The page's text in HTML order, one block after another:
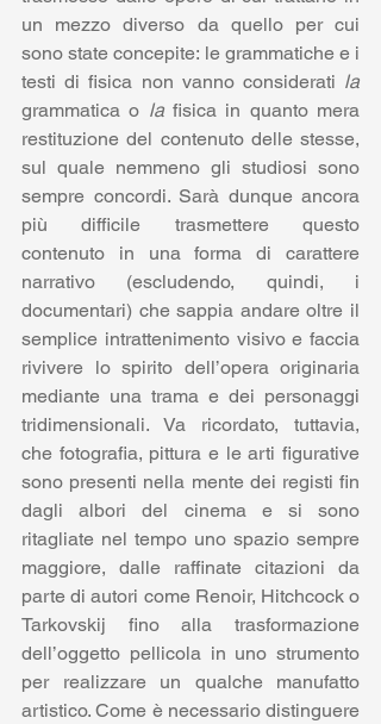
un mezzo diverso da quello per cui
sono state concepite: le grammatiche e i
testi di fisica non vanno considerati la
grammatica o la fisica in quanto mera
restituzione del contenuto delle stesse,
sul quale nemmeno gli studiosi sono
sempre concordi. Sarà dunque ancora
più difficile trasmettere questo
contenuto in una forma di carattere
narrativo (escludendo, quindi, i
documentari) che sappia andare oltre il
semplice intrattenimento visivo e faccia
rivivere lo spirito dell’opera originaria
mediante una trama e dei personaggi
tridimensionali. Va ricordato, tuttavia,
che fotografia, pittura e le arti figurative
sono presenti nella mente dei registi fin
dagli albori del cinema e si sono
ritagliate nel tempo uno spazio sempre
maggiore, dalle raffinate citazioni da
parte di autori come Renoir, Hitchcock o
Tarkovskij fino alla trasformazione
dell’oggetto pellicola in uno strumento
per realizzare un qualche manufatto
artistico. Come è necessario distinguere